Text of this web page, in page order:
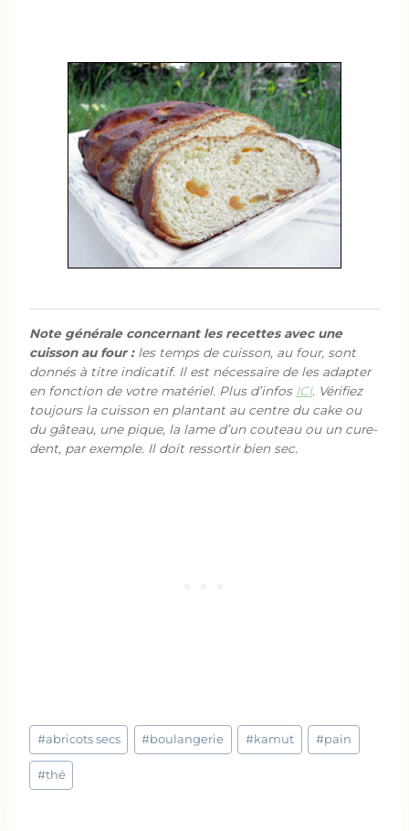
Note générale concernant les recettes avec une
cuisson au four :les temps de cuisson, au four, sont
donnés à titre indicatif. Il est nécessaire de les adapter
en fonction de votre matériel. Plus d’infos ICI. Vérifiez
toujours la cuisson en plantant au centre du cake ou
du gâteau, une pique, la lame d’un couteau ou un cure-
dent, par exemple. Il doit ressortir bien sec.
Étiquettes
de
la
#abricots secs #boulangerie #kamut #pain
#thé